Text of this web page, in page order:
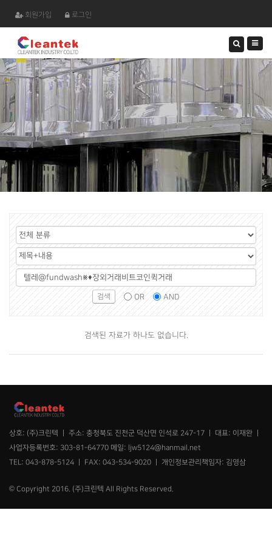
회원가입 로그인
검
색
하
기
게
시
판
그
룹
검
색
색
OR AND
검색된 자료가 하나도 없습니다.
상호: (주)크린텍 ㅣ 주소: 충청북도 진천군 덕산면 인석로 247-17 ㅣ 대표: 이재완 ㅣ
사업자등록번호: 303-81-64770 메일: ljw5124@hanmail.net
TEL: 043-878-5124 ㅣ FAX: 043-534-9020 ㅣ 개인정보관리책임자: 김영삼
© Copyright 2016. (주)크린텍 All Rights Reserved.